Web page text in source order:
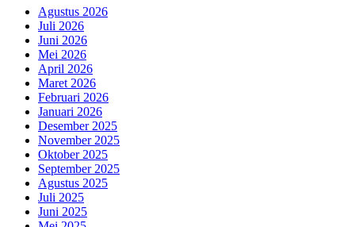
Agustus 2026
Juli 2026
Juni 2026
Mei 2026
April 2026
Maret 2026
Februari 2026
Januari 2026
Desember 2025
November 2025
Oktober 2025
September 2025
Agustus 2025
Juli 2025
Juni 2025